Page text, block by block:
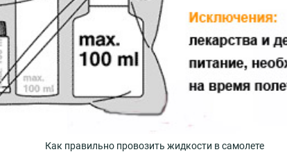
Как правильно провозить жидкости в самолете